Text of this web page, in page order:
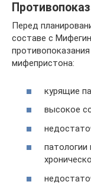
Перед
составе с
мифепристона:
курящие
высокое
патологии